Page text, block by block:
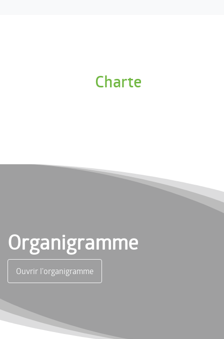
Charte
Organigramme
Ouvrir l'organigramme